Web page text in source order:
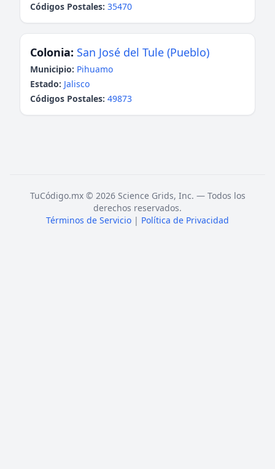
Códigos Postales: 35470
Colonia: San José del Tule (Pueblo)
Municipio: Pihuamo
Estado: Jalisco
Códigos Postales: 49873
TuCódigo.mx © 2026 Science Grids, Inc. — Todos los
derechos reservados.
Términos de Servicio | Política de Privacidad